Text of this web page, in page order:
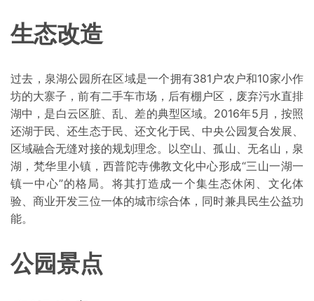
生态改造
过去，泉湖公园所在区域是一个拥有381户农户和10家小作
坊的大寨子，前有二手车市场，后有棚户区，废弃污水直排
湖中，是白云区脏、乱、差的典型区域。2016年5月，按照
还湖于民、还生态于民、还文化于民、中央公园复合发展、
区域融合无缝对接的规划理念。以空山、孤山、无名山，泉
湖，梵华里小镇，西普陀寺佛教文化中心形成“三山一湖一
镇一中心”的格局。将其打造成一个集生态休闲、文化体
验、商业开发三位一体的城市综合体，同时兼具民生公益功
能。
公园景点